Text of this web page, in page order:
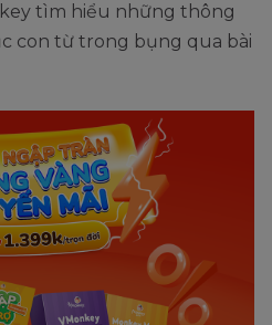
tìm hiểu những thông
con từ trong bụng qua bài